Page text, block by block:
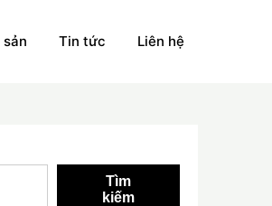
Tin tức Liên hệ
Tìm
kiếm